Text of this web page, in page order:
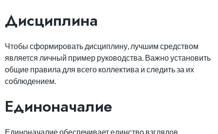
Дисциплина
Чтобы сформировать дисциплину, лучшим средством
является личный пример руководства. Важно установить
общие правила для всего коллектива и следить за их
соблюдением.
Единоначалие
Единоначалие обеспечивает единство взглядов,